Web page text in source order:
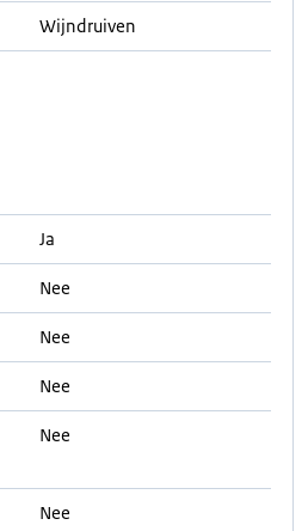
Wijndruiven
Ja
Nee
Nee
Nee
Nee
Nee